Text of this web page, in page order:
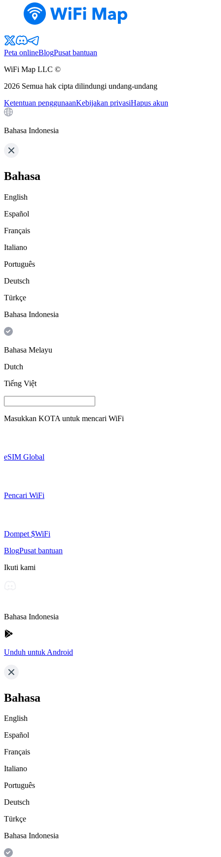
Peta onlineBlogPusat bantuan
WiFi Map LLC ©
2026 Semua hak cipta dilindungi undang-undang
Ketentuan penggunaanKebijakan privasiHapus akun
Bahasa Indonesia
Bahasa
English
Español
Français
Italiano
Português
Deutsch
Türkçe
Bahasa Indonesia
Bahasa Melayu
Dutch
Tiếng Việt
Masukkan KOTA untuk mencari WiFi
eSIM Global
Pencari WiFi
Dompet $WiFi
BlogPusat bantuan
Ikuti kami
Bahasa Indonesia
Unduh untuk Android
Bahasa
English
Español
Français
Italiano
Português
Deutsch
Türkçe
Bahasa Indonesia